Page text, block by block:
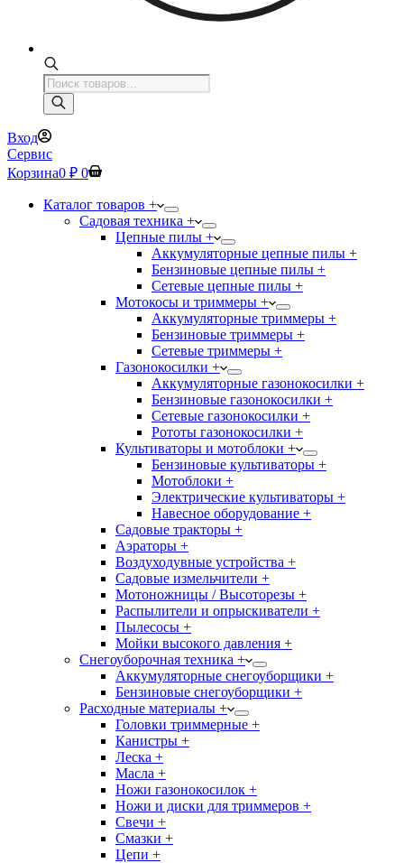
Поиск
товаров
Вход
Сервис
Корзина0 ₽ 0
Каталог товаров +
Садовая техника +
Цепные пилы +
Аккумуляторные цепные пилы +
Бензиновые цепные пилы +
Сетевые цепные пилы +
Мотокосы и триммеры +
Аккумуляторные триммеры +
Бензиновые триммеры +
Сетевые триммеры +
Газонокосилки +
Аккумуляторные газонокосилки +
Бензиновые газонокосилки +
Сетевые газонокосилки +
Рототы газонокосилки +
Культиваторы и мотоблоки +
Бензиновые культиваторы +
Мотоблоки +
Электрические культиваторы +
Навесное оборудование +
Садовые тракторы +
Аэраторы +
Воздуходувные устройства +
Садовые измельчители +
Мотоножницы / Высоторезы +
Распылители и опрыскиватели +
Пылесосы +
Мойки высокого давления +
Снегоуборочная техника +
Аккумуляторные снегоуборщики +
Бензиновые снегоуборщики +
Расходные материалы +
Головки триммерные +
Канистры +
Леска +
Масла +
Ножи газонокосилок +
Ножи и диски для триммеров +
Свечи +
Смазки +
Цепи +